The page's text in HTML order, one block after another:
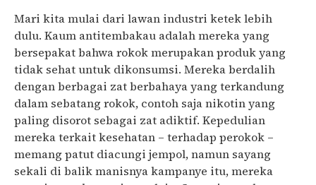
Mari kita mulai dari lawan industri ketek lebih
dulu. Kaum antitembakau adalah mereka yang
bersepakat bahwa rokok merupakan produk yang
tidak sehat untuk dikonsumsi. Mereka berdalih
dengan berbagai zat berbahaya yang terkandung
dalam sebatang rokok, contoh saja nikotin yang
paling disorot sebagai zat adiktif. Kepedulian
mereka terkait kesehatan – terhadap perokok –
memang patut diacungi jempol, namun sayang
sekali di balik manisnya kampanye itu, mereka